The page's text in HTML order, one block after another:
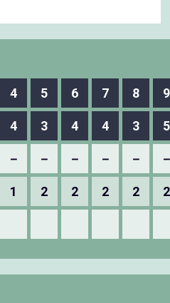
4 5 6 7 8 9
4 3 4 4 3 5
－ － － － －
1 2 2 2 2 2